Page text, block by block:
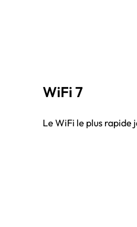
WiFi 7
Le WiFi le plus rapide